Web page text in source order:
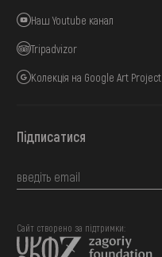
Наш Youtube канал
Tripadvizor
Колекція на Google Art Project
Підписатися
Сайт створено за підтримки: